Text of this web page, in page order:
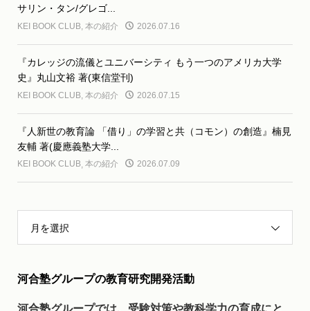
サリン・タン/グレゴ...
KEI BOOK CLUB, 本の紹介 2026.07.16
『カレッジの流儀とユニバーシティ もう一つのアメリカ大学
史』丸山文裕 著(東信堂刊)
KEI BOOK CLUB, 本の紹介 2026.07.15
『人新世の教育論 「借り」の学習と共（コモン）の創造』楠見
友輔 著(慶應義塾大学...
KEI BOOK CLUB, 本の紹介 2026.07.09
月を選択
河合塾グループの教育研究開発活動